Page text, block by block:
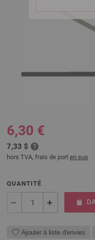
6,30 €
7,33 $
hors TVA, frais de port en sus
QUANTITÉ
Ajouter à liste d'envies